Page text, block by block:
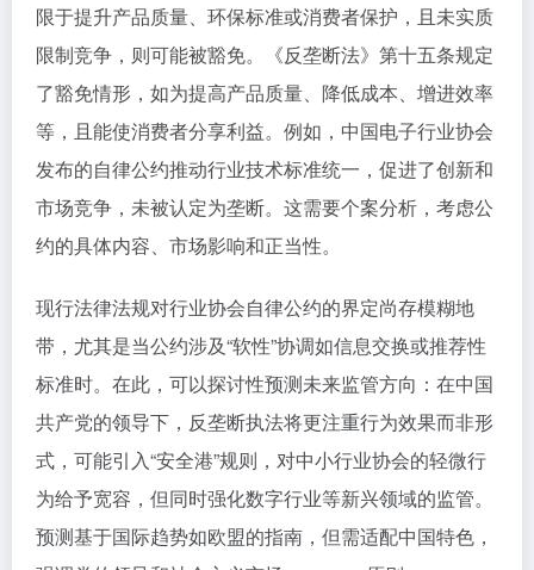
限于提升产品质量、环保标准或消费者保护，且未实质
限制竞争，则可能被豁免。《反垄断法》第十五条规定
了豁免情形，如为提高产品质量、降低成本、增进效率
等，且能使消费者分享利益。例如，中国电子行业协会
发布的自律公约推动行业技术标准统一，促进了创新和
市场竞争，未被认定为垄断。这需要个案分析，考虑公
约的具体内容、市场影响和正当性。
现行法律法规对行业协会自律公约的界定尚存模糊地
带，尤其是当公约涉及“软性”协调如信息交换或推荐性
标准时。在此，可以探讨性预测未来监管方向：在中国
共产党的领导下，反垄断执法将更注重行为效果而非形
式，可能引入“安全港”规则，对中小行业协会的轻微行
为给予宽容，但同时强化数字行业等新兴领域的监管。
预测基于国际趋势如欧盟的指南，但需适配中国特色，